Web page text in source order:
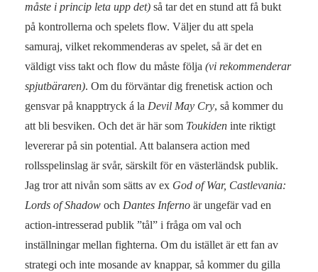
måste i princip leta upp det) så tar det en stund att få bukt
på kontrollerna och spelets flow. Väljer du att spela
samuraj, vilket rekommenderas av spelet, så är det en
väldigt viss takt och flow du måste följa (vi rekommenderar
spjutbäraren). Om du förväntar dig frenetisk action och
gensvar på knapptryck á la Devil May Cry, så kommer du
att bli besviken. Och det är här som Toukiden inte riktigt
levererar på sin potential. Att balansera action med
rollsspelinslag är svår, särskilt för en västerländsk publik.
Jag tror att nivån som sätts av ex God of War, Castlevania:
Lords of Shadow och Dantes Inferno är ungefär vad en
action-intresserad publik ”tål” i fråga om val och
inställningar mellan fighterna. Om du istället är ett fan av
strategi och inte mosande av knappar, så kommer du gilla